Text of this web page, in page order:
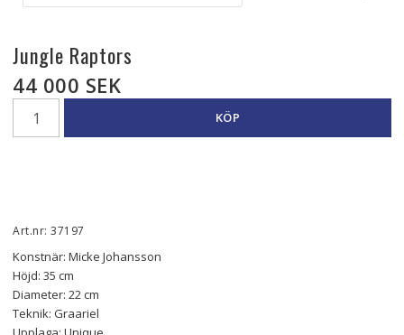
Jungle Raptors
44 000 SEK
KÖP
Art.nr: 37197
Konstnär: Micke Johansson
Höjd: 35 cm
Diameter: 22 cm
Teknik: Graariel